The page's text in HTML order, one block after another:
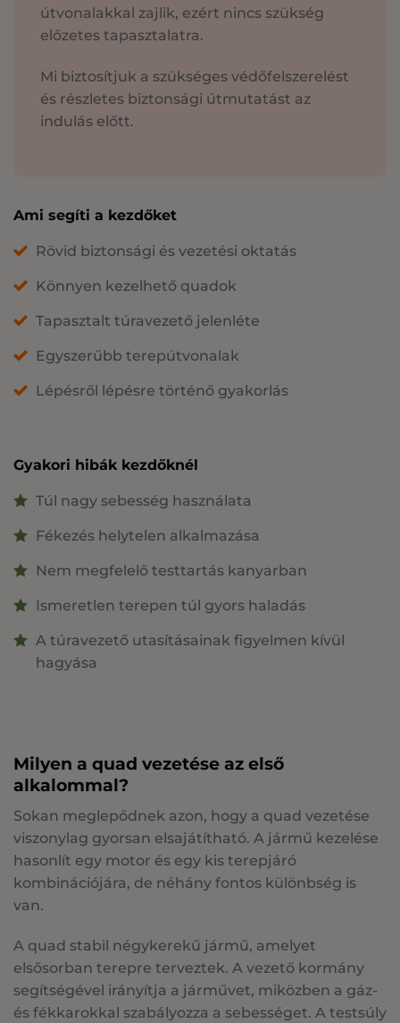
útvonalakkal zajlik, ezért nincs szükség
előzetes tapasztalatra.
Mi biztosítjuk a szükséges védőfelszerelést
és részletes biztonsági útmutatást az
indulás előtt.
Ami segíti a kezdőket
Rövid biztonsági és vezetési oktatás
Könnyen kezelhető quadok
Tapasztalt túravezető jelenléte
Egyszerűbb terepútvonalak
Lépésről lépésre történő gyakorlás
Gyakori hibák kezdőknél
Túl nagy sebesség használata
Fékezés helytelen alkalmazása
Nem megfelelő testtartás kanyarban
Ismeretlen terepen túl gyors haladás
A túravezető utasításainak figyelmen kívül
hagyása
Milyen a quad vezetése az első
alkalommal?
Sokan meglepődnek azon, hogy a quad vezetése
viszonylag gyorsan elsajátítható. A jármű kezelése
hasonlít egy motor és egy kis terepjáró
kombinációjára, de néhány fontos különbség is
van.
A quad stabil négykerekű jármű, amelyet
elsősorban terepre terveztek. A vezető kormány
segítségével irányítja a járművet, miközben a gáz-
és fékkarokkal szabályozza a sebességet. A testsúly